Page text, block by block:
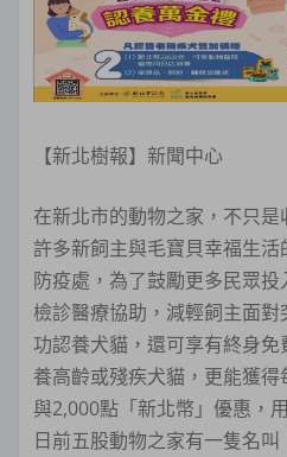
【新北樹報】新聞中心
在新北市的動物之家，不只
許多新飼主與毛寶貝幸福生
防疫處，為了鼓勵更多民眾
檢診醫療協助，減輕飼主面
功認養犬貓，還可享有終身
養高齡或殘疾犬貓，更能獲
與2,000點「新北幣」優惠，
日前五股動物之家有一隻名